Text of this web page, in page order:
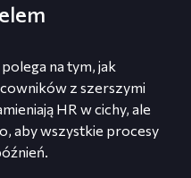
na tym, jak
z szerszymi
HR w cichy, ale
aby wszystkie procesy